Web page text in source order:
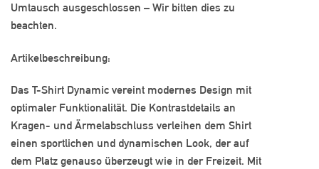
Umtausch ausgeschlossen – Wir bitten dies zu
beachten.
Artikelbeschreibung:
Das T-Shirt Dynamic vereint modernes Design mit
optimaler Funktionalität. Die Kontrastdetails an
Kragen- und Ärmelabschluss verleihen dem Shirt
einen sportlichen und dynamischen Look, der auf
dem Platz genauso überzeugt wie in der Freizeit. Mit